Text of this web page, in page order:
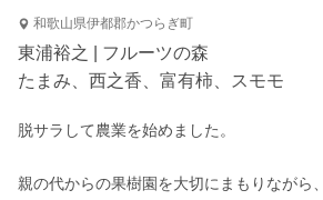
和歌山県伊都郡かつらぎ町
東浦裕之 | フルーツの森
たまみ、西之香、富有柿、スモモ
脱サラして農業を始めました。
親の代からの果樹園を大切にまもりながら